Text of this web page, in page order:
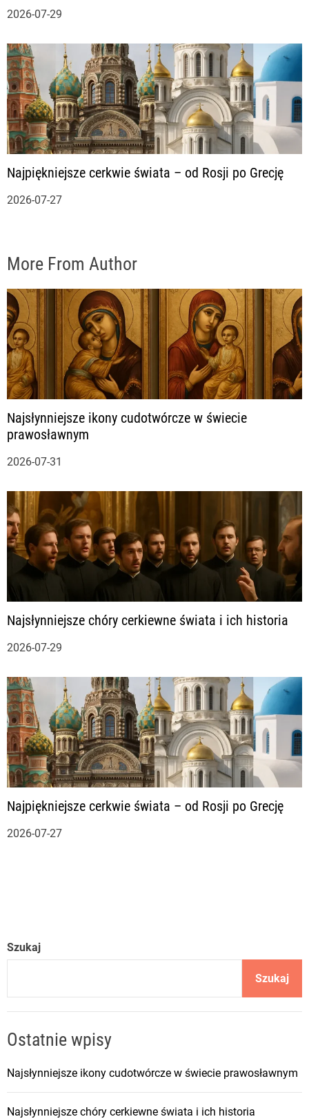
2026-07-29
Najpiękniejsze cerkwie świata – od Rosji po Grecję
2026-07-27
More From Author
Najsłynniejsze ikony cudotwórcze w świecie
prawosławnym
2026-07-31
Najsłynniejsze chóry cerkiewne świata i ich historia
2026-07-29
Najpiękniejsze cerkwie świata – od Rosji po Grecję
2026-07-27
Szukaj
Szukaj
Ostatnie wpisy
Najsłynniejsze ikony cudotwórcze w świecie prawosławnym
Najsłynniejsze chóry cerkiewne świata i ich historia